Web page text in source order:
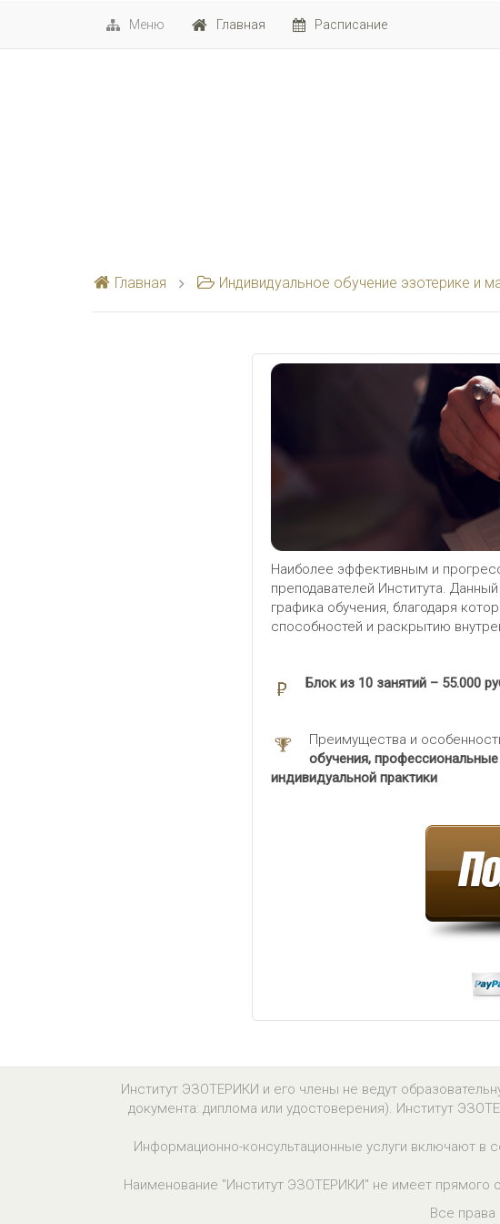
Меню Главная Расписание
Главная Индивидуальное обучение эзотерике и
Наиболее эффективным и
преподавателей Института.
графика обучения, благодаря
способностей и раскрытию
Блок из 10 занятий – 55.000
Преимущества и
обучения,
индивидуальной практики
Институт ЭЗОТЕРИКИ и его члены не ведут
документа: диплома или удостоверения). Институт
Информационно-консультационные услуги включают
Наименование "Институт ЭЗОТЕРИКИ" не имеет прямого
Все